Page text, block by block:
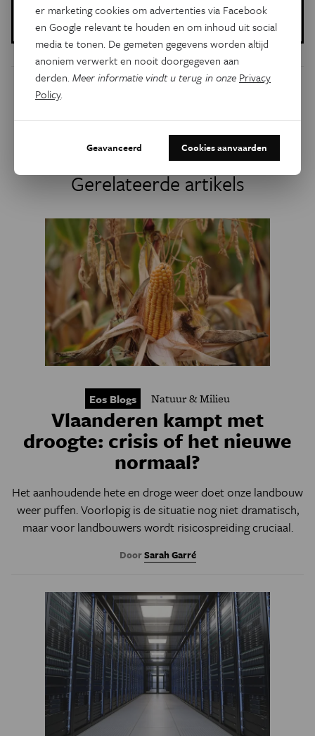
Gepubliceerd op:
22 februari 2021
Gerelateerde artikels
Eos Blogs Natuur & Milieu
Vlaanderen kampt met
droogte: crisis of het nieuwe
normaal?
Het aanhoudende hete en droge weer doet onze landbouw
weer puffen. Voorlopig is de situatie nog niet dramatisch,
maar voor landbouwers wordt risicospreiding cruciaal.
DoorSarah Garré
er marketing cookies om advertenties via Facebook
en Google relevant te houden en om inhoud uit social
media te tonen. De gemeten gegevens worden altijd
anoniem verwerkt en nooit doorgegeven aan
derden.Meer informatie vindt u terug in onze Privacy
Policy.
Geavanceerd Cookies aanvaarden